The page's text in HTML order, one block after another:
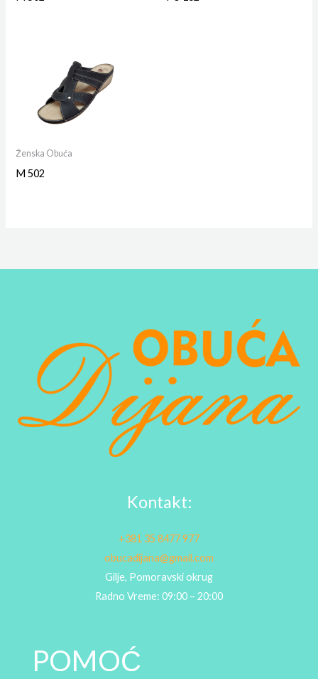
Ženska Obuća
M 502
Kontakt:
+381 35 8477 977
obucadijana@gmail.com
Gilje, Pomoravski okrug
Radno Vreme: 09:00 – 20:00
POMOĆ